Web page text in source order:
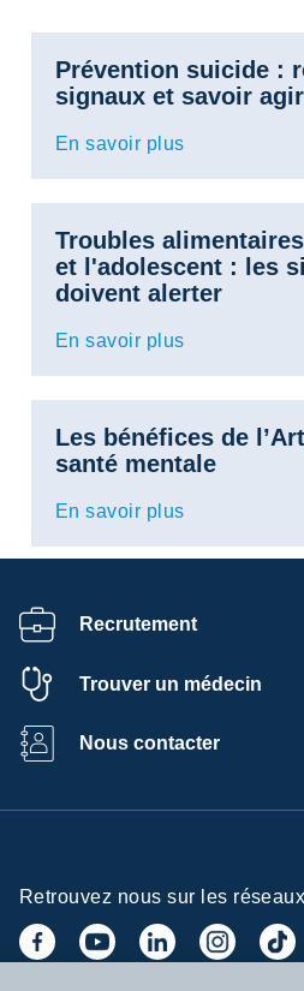
Prévention suicide :
signaux et savoir agir
En savoir plus
Troubles
et l'adolescent : les
doivent alerter
En savoir plus
Les bénéfices de
santé mentale
En savoir plus
Recrutement
Trouver un médecin
Nous contacter
Retrouvez nous sur les